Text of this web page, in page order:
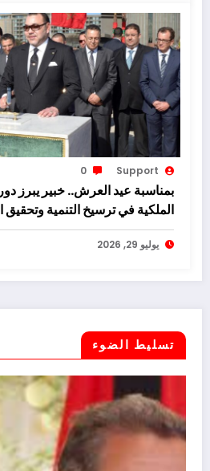
Support
0
بمناسبة عيد العرش.. خبير يبرز
الملكية في ترسيخ التنمية وتحقيق
يوليو 29, 2026
تسليط الضوء
حوادث